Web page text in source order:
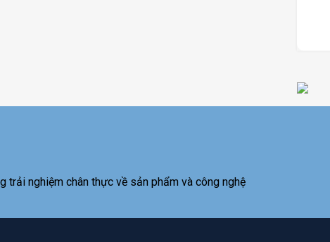
trải nghiệm chân thực về sản phẩm và công nghệ